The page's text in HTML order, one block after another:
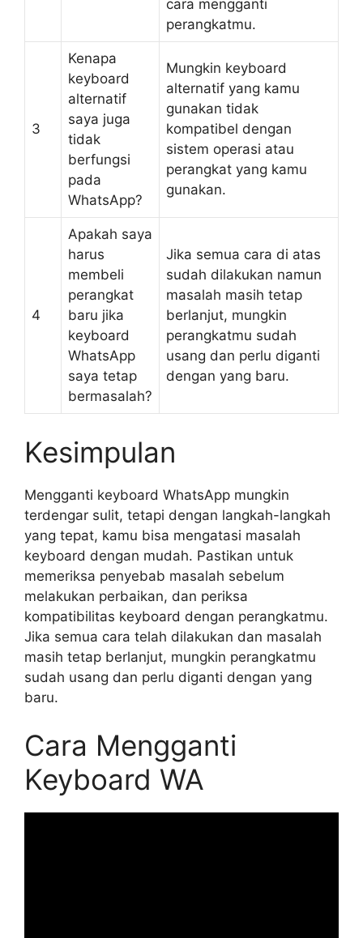
cara mengganti
perangkatmu.
3
Kenapa
keyboard
alternatif
saya juga
tidak
berfungsi
pada
WhatsApp?
Mungkin keyboard
alternatif yang kamu
gunakan tidak
kompatibel dengan
sistem operasi atau
perangkat yang kamu
gunakan.
4
Apakah saya
harus
membeli
perangkat
baru jika
keyboard
WhatsApp
saya tetap
bermasalah?
Jika semua cara di atas
sudah dilakukan namun
masalah masih tetap
berlanjut, mungkin
perangkatmu sudah
usang dan perlu diganti
dengan yang baru.
Kesimpulan
Mengganti keyboard WhatsApp mungkin
terdengar sulit, tetapi dengan langkah-langkah
yang tepat, kamu bisa mengatasi masalah
keyboard dengan mudah. Pastikan untuk
memeriksa penyebab masalah sebelum
melakukan perbaikan, dan periksa
kompatibilitas keyboard dengan perangkatmu.
Jika semua cara telah dilakukan dan masalah
masih tetap berlanjut, mungkin perangkatmu
sudah usang dan perlu diganti dengan yang
baru.
Cara Mengganti
Keyboard WA